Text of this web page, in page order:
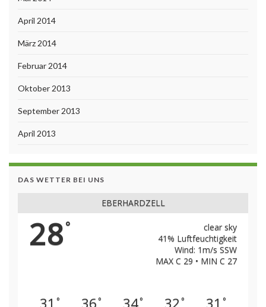
April 2014
März 2014
Februar 2014
Oktober 2013
September 2013
April 2013
DAS WETTER BEI UNS
EBERHARDZELL
28°
clear sky
41% Luftfeuchtigkeit
Wind: 1m/s SSW
MAX C 29 • MIN C 27
31 ° 36° 34° 32 ° 31 °